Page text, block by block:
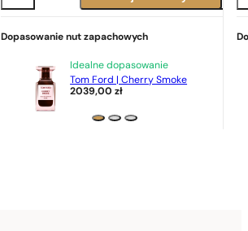
Dopasowanie nut zapachowych
Idealne dopasowanie
Tom Ford | Cherry Smoke
2039,00zł